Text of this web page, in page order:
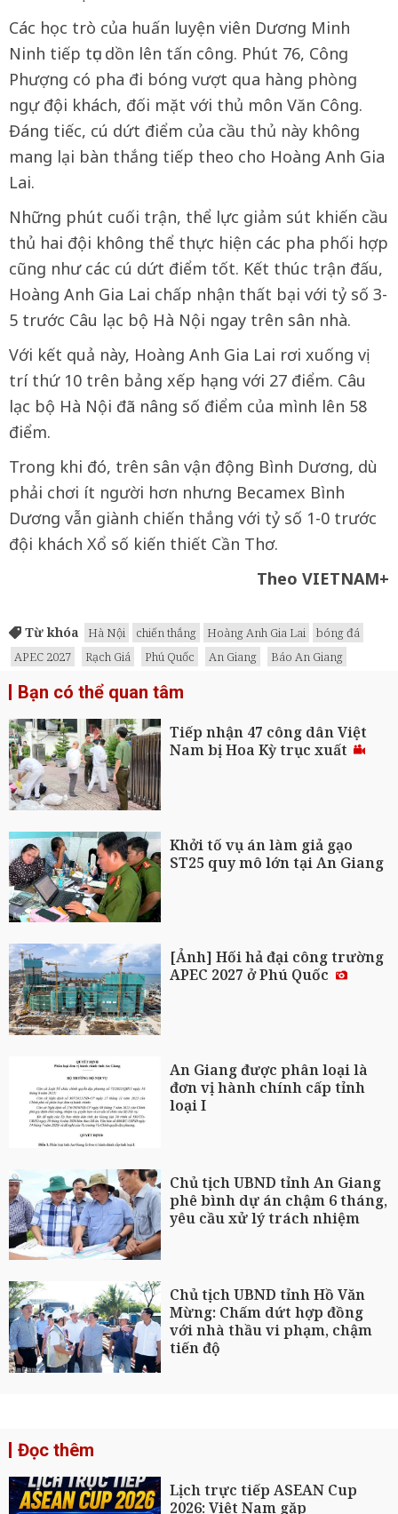
Các học trò của huấn luyện viên Dương Minh
Ninh tiếp tục dồn lên tấn công. Phút 76, Công
Phượng có pha đi bóng vượt qua hàng phòng
ngự đội khách, đối mặt với thủ môn Văn Công.
Đáng tiếc, cú dứt điểm của cầu thủ này không
mang lại bàn thắng tiếp theo cho Hoàng Anh Gia
Lai.
Những phút cuối trận, thể lực giảm sút khiến cầu
thủ hai đội không thể thực hiện các pha phối hợp
cũng như các cú dứt điểm tốt. Kết thúc trận đấu,
Hoàng Anh Gia Lai chấp nhận thất bại với tỷ số 3-
5 trước Câu lạc bộ Hà Nội ngay trên sân nhà.
Với kết quả này, Hoàng Anh Gia Lai rơi xuống vị
trí thứ 10 trên bảng xếp hạng với 27 điểm. Câu
lạc bộ Hà Nội đã nâng số điểm của mình lên 58
điểm.
Trong khi đó, trên sân vận động Bình Dương, dù
phải chơi ít người hơn nhưng Becamex Bình
Dương vẫn giành chiến thắng với tỷ số 1-0 trước
đội khách Xổ số kiến thiết Cần Thơ.
Theo VIETNAM+
Từ khóa Hà Nội chiến thắng Hoàng Anh Gia Lai
bóng đá
APEC 2027
Rạch Giá Phú Quốc An Giang Báo An Giang
Bạn có thể quan tâm
Tiếp nhận 47 công dân Việt
Nam bị Hoa Kỳ trục xuất
Khởi tố vụ án làm giả gạo
ST25 quy mô lớn tại An Giang
[Ảnh] Hối hả đại công trường
APEC 2027 ở Phú Quốc
An Giang được phân loại là
đơn vị hành chính cấp tỉnh
loại I
Chủ tịch UBND tỉnh An Giang
phê bình dự án chậm 6 tháng,
yêu cầu xử lý trách nhiệm
Chủ tịch UBND tỉnh Hồ Văn
Mừng: Chấm dứt hợp đồng
với nhà thầu vi phạm, chậm
tiến độ
Đọc thêm
Lịch trực tiếp ASEAN Cup
2026: Việt Nam gặp